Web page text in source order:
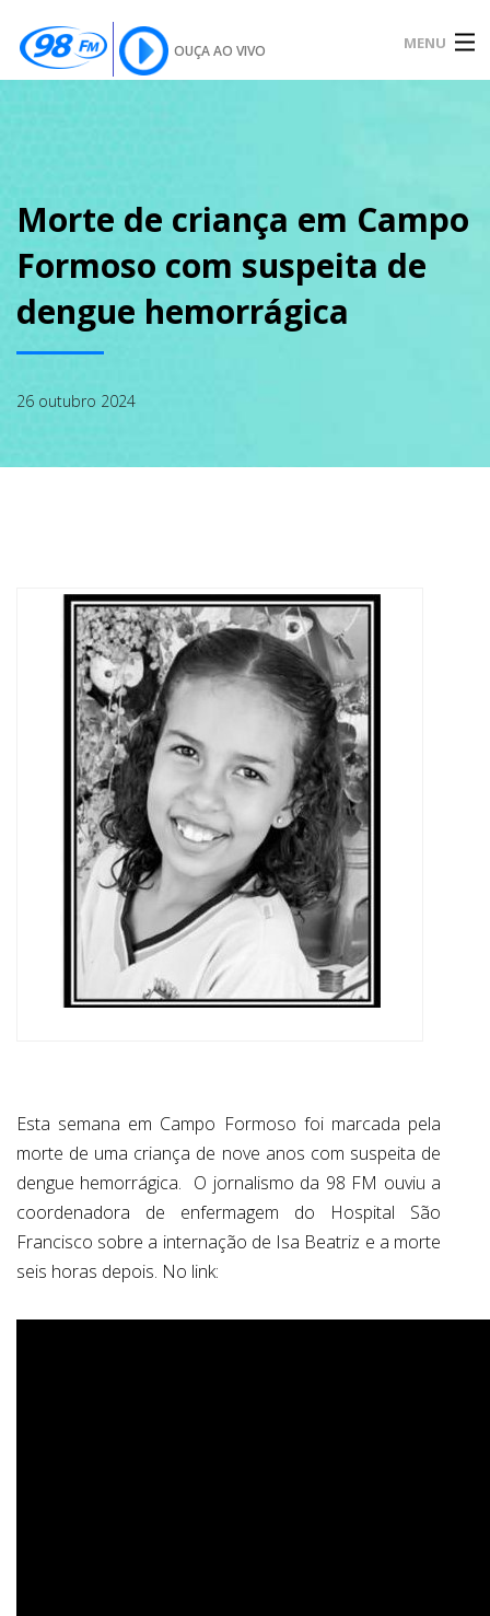
OUÇA AO VIVO MENU
SOBRE
CONTATO
Morte de criança em Campo
Formoso com suspeita de
dengue hemorrágica
26 outubro 2024
Esta semana em Campo Formoso foi marcada pela
morte de uma criança de nove anos com suspeita de
dengue hemorrágica. O jornalismo da 98 FM ouviu a
coordenadora de enfermagem do Hospital São
Francisco sobre a internação de Isa Beatriz e a morte
seis horas depois. No link: